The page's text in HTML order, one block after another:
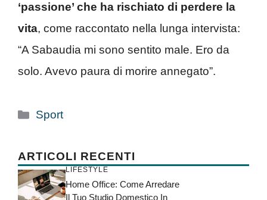
‘passione’ che ha rischiato di perdere la
vita, come raccontato nella lunga intervista:
“A Sabaudia mi sono sentito male. Ero da
solo. Avevo paura di morire annegato”.
Categorie
Sport
ARTICOLI RECENTI
LIFESTYLE
Home Office: Come Arredare
Il Tuo Studio Domestico In